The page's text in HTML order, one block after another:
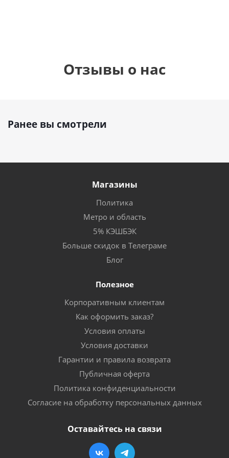
Отзывы о нас
Ранее вы смотрели
Магазины
Политика
Метро и область
5% КЭШБЭК
Больше скидок в Телеграме
Блог
Полезное
Корпоративным клиентам
Как оформить заказ?
Условия оплаты
Условия доставки
Гарантии и правила возврата
Публичная оферта
Политика конфиденциальности
Согласие на обработку персональных данных
Оставайтесь на связи